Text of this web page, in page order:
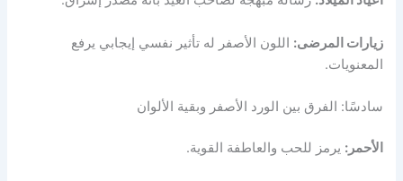
زيارات المرضى: اللون الأصفر له تأثير نفسي إيجابي يرفع
المعنويات.
سادسًا: الفرق بين الورد الأصفر وبقية الألوان
الأحمر: يرمز للحب والعاطفة القوية.